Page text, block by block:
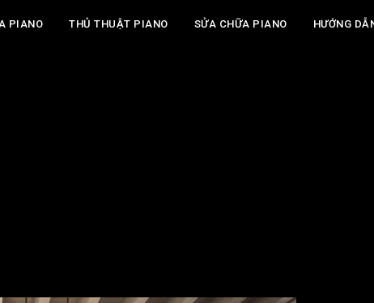
PIANO THỦ THUẬT PIANO SỬA CHỮA PIANO HƯỚNG